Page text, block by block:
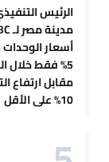
الرئيس
أسعار
5% فقط خلال
مقابل ارتفاع
10% على الأقل